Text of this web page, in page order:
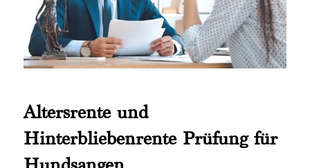
Altersrente und
Hinterbliebenrente Prüfung für